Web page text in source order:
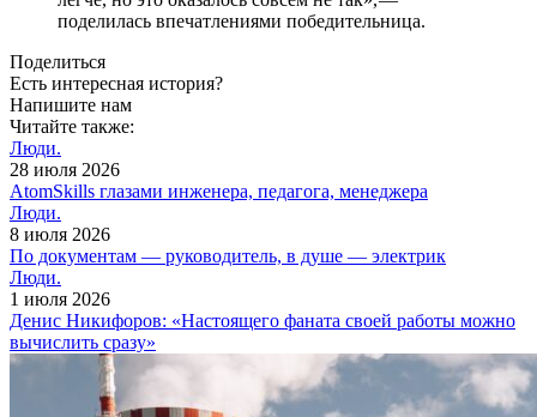
поделилась впечатлениями победительница.
Поделиться
Есть интересная история?
Напишите нам
Читайте также:
Люди.
28 июля 2026
AtomSkills глазами инженера, педагога, менеджера
Люди.
8 июля 2026
По документам — руководитель, в душе — электрик
Люди.
1 июля 2026
Денис Никифоров: «Настоящего фаната своей работы можно
вычислить сразу»